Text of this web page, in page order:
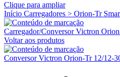
Clique para ampliar
Início Carregadores > Orion-Tr
Carregador/Conversor Victron
Voltar aos produtos
Conversor Victron Orion-Tr 12/12-